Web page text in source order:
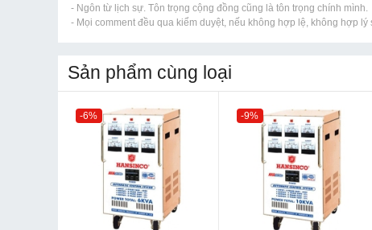
- Ngôn từ lịch sự. Tôn trọng cộng đồng cũng là tôn trọng chính mình.
- Mọi comment đều qua kiểm duyệt, nếu không hợp lệ, không hợp lý
Sản phẩm cùng loại
-6% -9%